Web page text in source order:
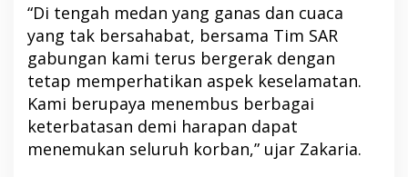
“Di tengah medan yang ganas dan cuaca
yang tak bersahabat, bersama Tim SAR
gabungan kami terus bergerak dengan
tetap memperhatikan aspek keselamatan.
Kami berupaya menembus berbagai
keterbatasan demi harapan dapat
menemukan seluruh korban,” ujar Zakaria.